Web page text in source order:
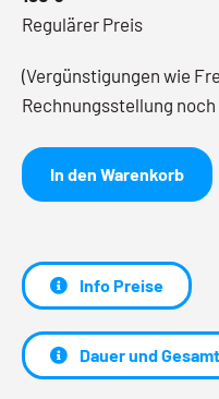
Regulärer Preis
(Vergünstigungen wie
Rechnungsstellung
In den Warenkorb
Info Preise
Dauer und